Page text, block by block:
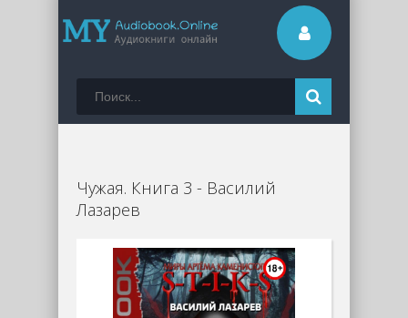
Чужая. Книга 3 - Василий
Лазарев